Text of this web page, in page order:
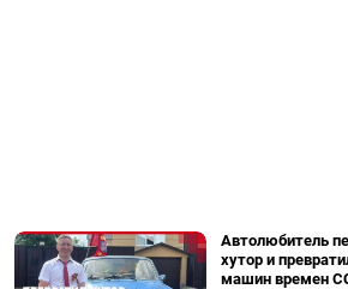
Автолюбитель
хутор и
машин времен